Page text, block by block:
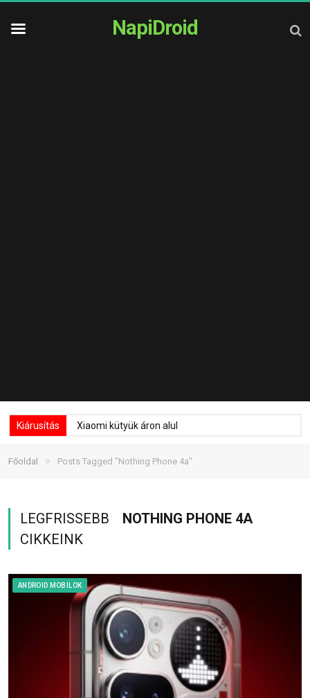
NapiDroid
Kiárusítás Xiaomi kütyük áron alul
Főoldal » Posts Tagged "Nothing Phone 4a"
LEGFRISSEBB
NOTHING PHONE 4A
CIKKEINK
ANDROID MOBILOK